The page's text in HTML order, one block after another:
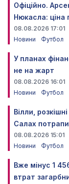
Офіційно.
Нюкасла:
08.08.2026 17:01
Новини
Футбол
У планах
не на жарт
08.08.2026 16:01
Новини
Футбол
Вілли,
Салах
08.08.2026 15:01
Новини
Футбол
Вже мінус 1
втрат